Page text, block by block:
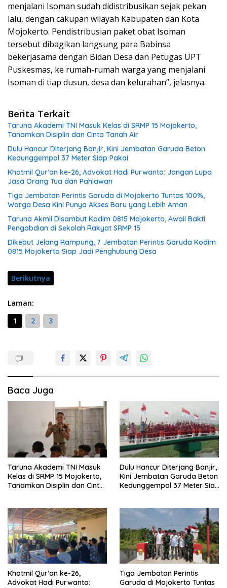
menjalani Isoman sudah didistribusikan sejak pekan
lalu, dengan cakupan wilayah Kabupaten dan Kota
Mojokerto. Pendistribusian paket obat Isoman
tersebut dibagikan langsung para Babinsa
bekerjasama dengan Bidan Desa dan Petugas UPT
Puskesmas, ke rumah-rumah warga yang menjalani
Isoman di tiap dusun, desa dan kelurahan”, jelasnya.
Berita Terkait
Taruna Akademi TNI Masuk Kelas di SRMP 15 Mojokerto,
Tanamkan Disiplin dan Cinta Tanah Air
Dulu Hancur Diterjang Banjir, Kini Jembatan Garuda Beton
Kedunggempol 37 Meter Siap Pakai
Khotmil Qur’an ke-26, Advokat Hadi Purwanto: Jangan Lupa
Jasa Orang Tua dan Pahlawan
Tiga Jembatan Perintis Garuda di Mojokerto Tuntas 100%,
Warga Desa Kini Punya Akses Baru yang Lebih Aman
Taruna Akmil Disambut Kodim 0815 Mojokerto, Awali Bakti
Pengabdian di Sekolah Rakyat SRMP 15
Dikebut Jelang Rampung, 7 Jembatan Perintis Garuda Kodim
0815 Mojokerto Siap Jadi Penghubung Desa
Berikutnya
Laman:
1
2 3
Baca Juga
Taruna Akademi TNI Masuk
Kelas di SRMP 15 Mojokerto,
Tanamkan Disiplin dan Cinta
Dulu Hancur Diterjang Banjir,
Kini Jembatan Garuda Beton
Kedunggempol 37 Meter Siap
Khotmil Qur’an ke-26,
Advokat Hadi Purwanto:
Tiga Jembatan Perintis
Garuda di Mojokerto Tuntas